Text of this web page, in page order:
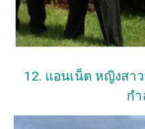
12. แอนเน็ต หญิงสา
กำ